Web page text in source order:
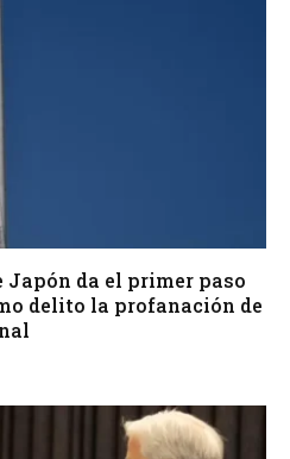
Japón da el primer paso
delito la profanación de